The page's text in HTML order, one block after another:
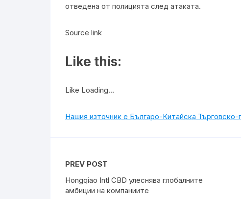
отведена от полицията след атаката.
Source link
Like this:
Like Loading…
Нашия източник е Българо-Китайска
PREV POST
Hongqiao Intl CBD улеснява глобалните
амбиции на компаниите